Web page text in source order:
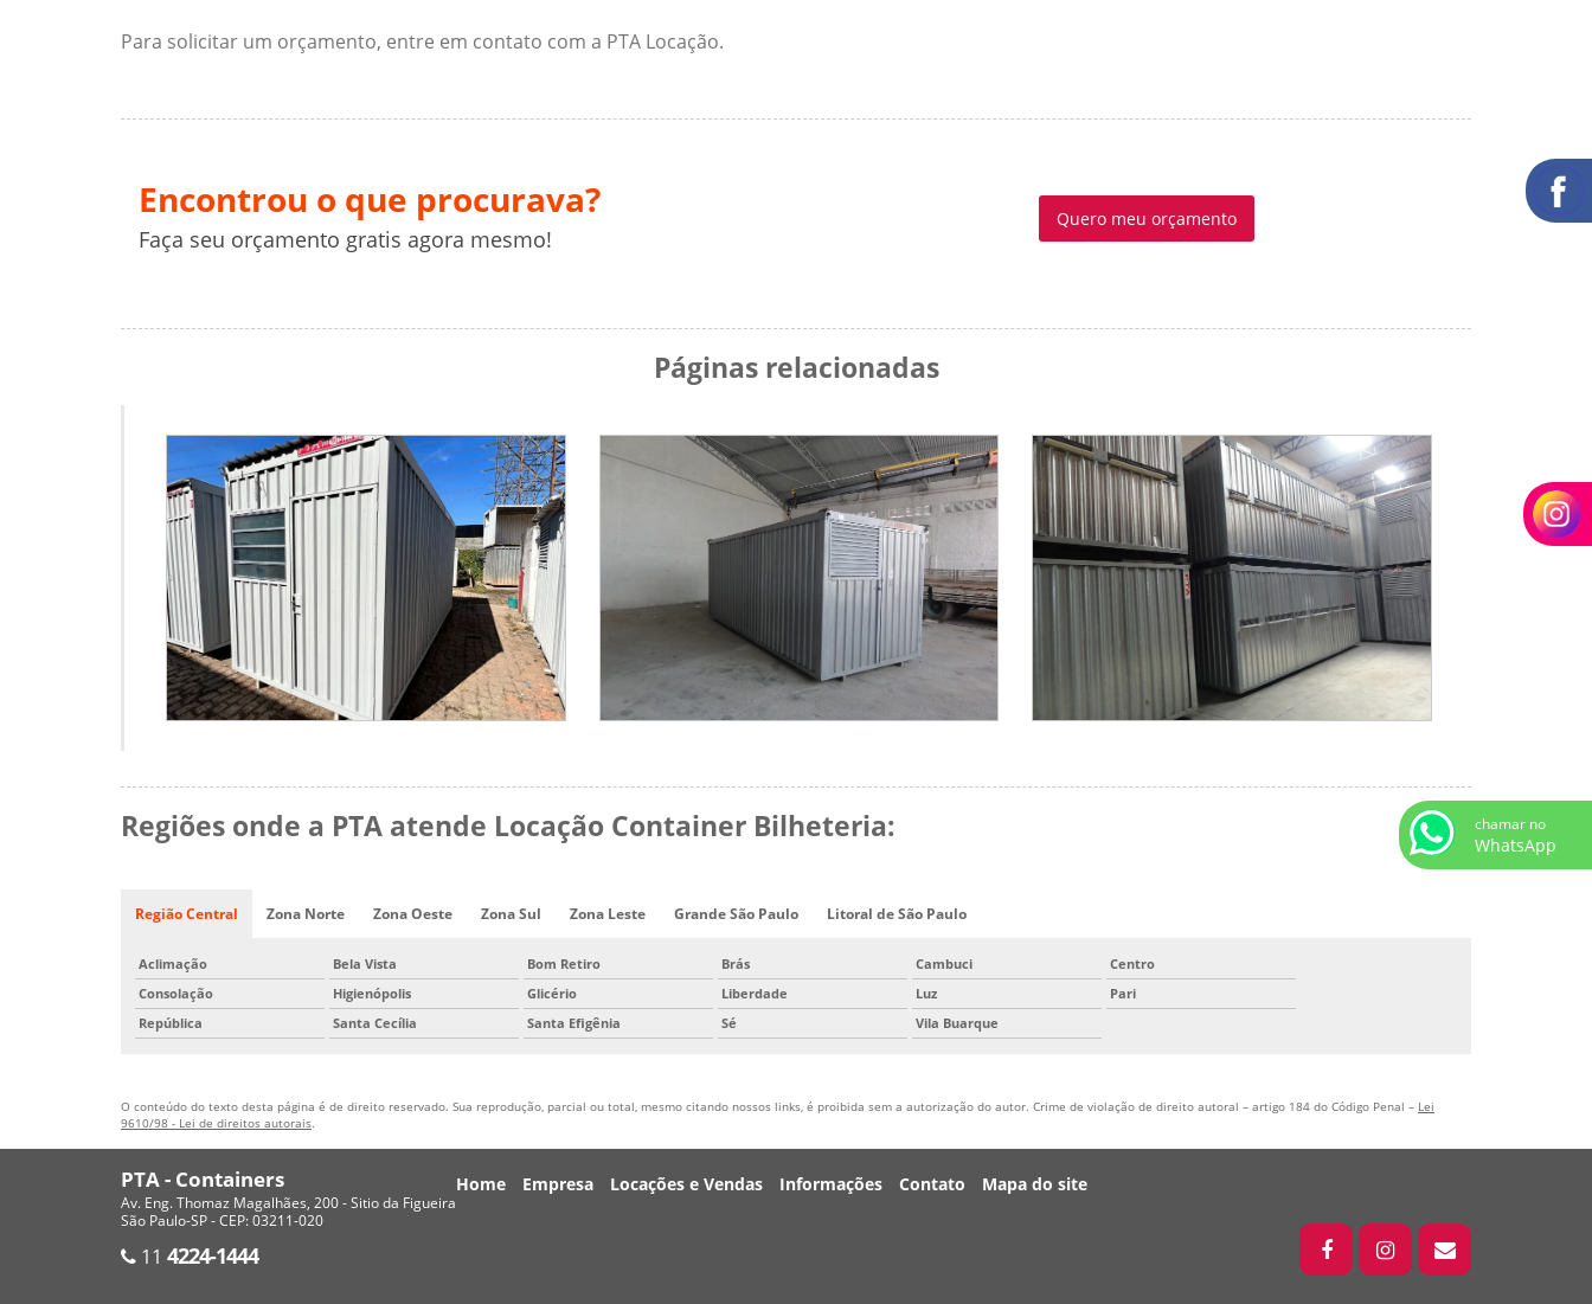
Para solicitar um orçamento, entre em contato com a PTA Locação.
Encontrou o que procurava?
Faça seu orçamento gratis agora mesmo!
Quero meu orçamento
Páginas relacionadas
Regiões onde a PTA atende Locação Container Bilheteria:
Região Central Zona Norte Zona Oeste Zona Sul Zona Leste Grande São Paulo Litoral de São Paulo
Aclimação Bela Vista Bom Retiro Brás Cambuci
Centro
Consolação
Higienópolis Glicério Liberdade Luz
Pari
República
Santa Cecília Santa Efigênia Sé Vila Buarque
O conteúdo do texto desta página é de direito reservado. Sua reprodução, parcial ou total, mesmo citando nossos links, é proibida sem a autorização do autor. Crime de violação de direito autoral – artigo 184 do Código Penal – Lei
9610/98 - Lei de direitos autorais.
PTA - Containers
Av. Eng. Thomaz Magalhães, 200 - Sitio da Figueira
São Paulo-SP - CEP: 03211-020
11 4224-1444
Home Empresa Locações e Vendas Informações Contato Mapa do site
chamar no
WhatsApp